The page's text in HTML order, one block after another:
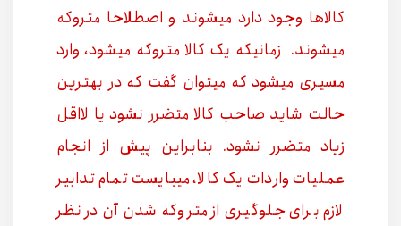
کالاها وجود دارد میشوند و اصطلاحا متروکه
میشوند. زمانیکه یک کالا متروکه میشود، وارد
مسیری میشود که میتوان گفت که در بهترین
حالت شاید صاحب کالا متضرر نشود یا لااقل
زیاد متضرر نشود. بنابراین پیش از انجام
عملیات واردات یک کالا، میبایست تمام تدابیر
لازم برای جلوگیری از متروکه شدن آن در نظر